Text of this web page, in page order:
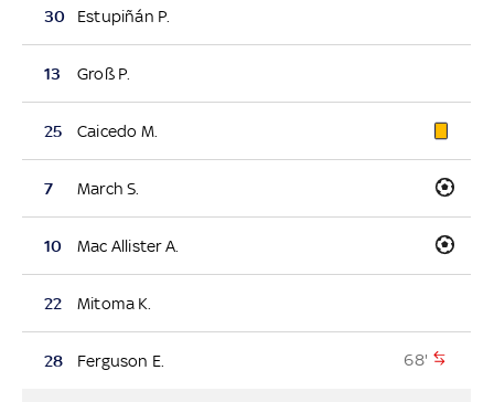
30 Estupiñán P.
13 Groß P.
25 Caicedo M.
7 March S.
10 Mac Allister A.
22 Mitoma K.
28 Ferguson E. 68'